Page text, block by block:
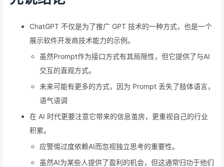
ChatGPT 不仅是为了推广 GPT 技术的一种方式，也是一个
展示软件开发商技术能力的示例。
虽然Prompt作为接口方式有其局限性，但它提供了与AI
交互的直观方式。
未来可能有更多的方式，因为 Prompt 丢失了肢体语言，
语气语调
在 AI 时代更要注意它带来的信息茧房，更重视自己的行业
积累。
应警惕过度依赖AI而忽视独立思考的重要性。
虽然AI为某些人提供了盈利的机会，但这通常归功于他们